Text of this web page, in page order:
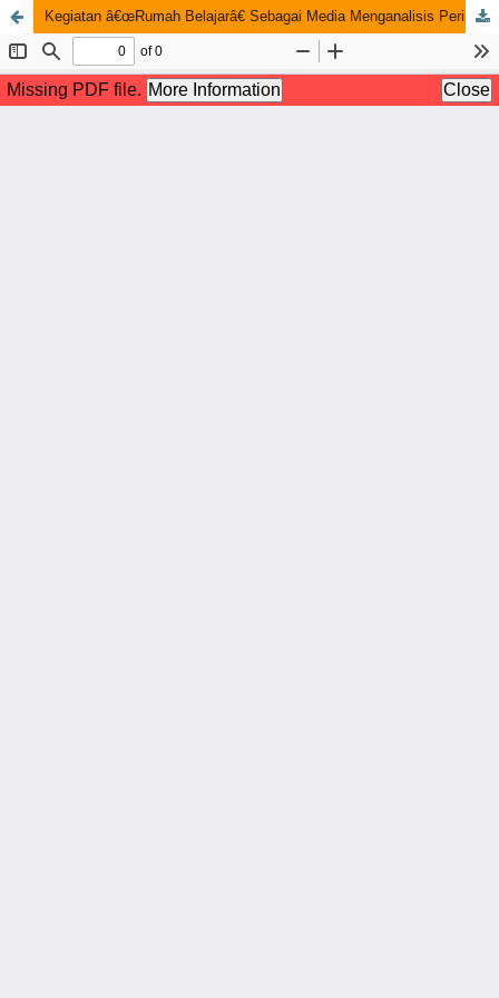
Kegiatan â€œRumah Belajarâ€ Sebagai Media Menganalisis Perilaku Keluarga dengan Risiko Kejadian Balita Stunting